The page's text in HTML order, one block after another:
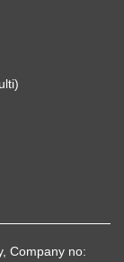
Company no: